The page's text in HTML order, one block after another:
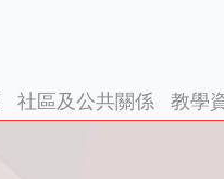
社區及公共關係 教學